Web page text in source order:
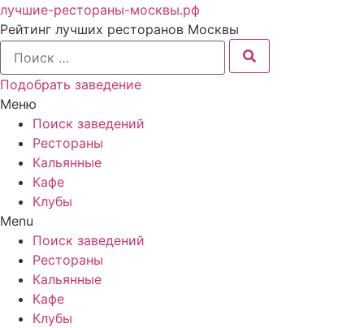
лучшие-рестораны-москвы.рф
Рейтинг лучших ресторанов Москвы
Подобрать заведение
Меню
Поиск заведений
Рестораны
Кальянные
Кафе
Клубы
Menu
Поиск заведений
Рестораны
Кальянные
Кафе
Клубы